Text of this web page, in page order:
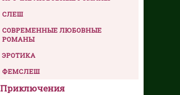
СЛЕШ
СОВРЕМЕННЫЕ ЛЮБОВНЫЕ
РОМАНЫ
ЭРОТИКА
ФЕМСЛЕШ
Приключения